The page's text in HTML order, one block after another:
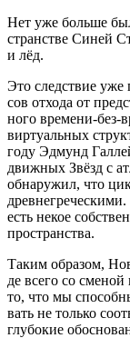
Нет уже боль­ше
стран­стве Синей
и лёд.
Это след­ствие
сов отхо­да от
но­го вре­ме­ни-без-
вир­ту­аль­ных
году Эдмунд
движ­ных Звёзд с
обна­ру­жил, что
есть некое
пространства.
Таким обра­зом,
де все­го со
то, что мы
вать не толь­ко
глу­бо­кие